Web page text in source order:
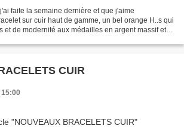
faite la semaine dernière et que j'aime
sur cuir haut de gamme, un bel orange H..s qui
de modernité aux médailles en argent massif et à
CUIR
15:00